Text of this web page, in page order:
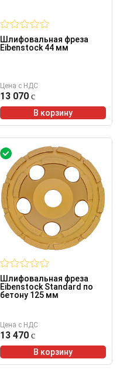
Шлифовальная фреза
Eibenstock 44 мм
Цена с НДС
13 070
В корзину
Шлифовальная фреза
Eibenstock Standard по
бетону 125 мм
Цена с НДС
13 470
В корзину